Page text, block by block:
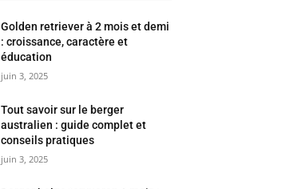
Golden retriever à 2 mois et demi
: croissance, caractère et
éducation
juin 3, 2025
Tout savoir sur le berger
australien : guide complet et
conseils pratiques
juin 3, 2025